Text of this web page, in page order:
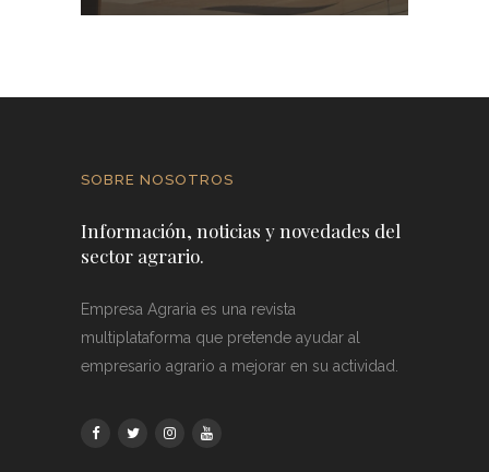
SOBRE NOSOTROS
Información, noticias y novedades del
sector agrario.
Empresa Agraria es una revista
multiplataforma que pretende ayudar al
empresario agrario a mejorar en su actividad.